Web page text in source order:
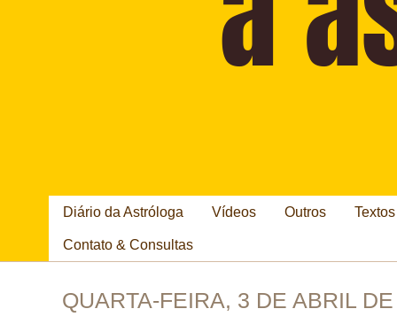
Diário da Astróloga Vídeos Outros
Contato & Consultas
QUARTA-FEIRA, 3 DE ABRIL